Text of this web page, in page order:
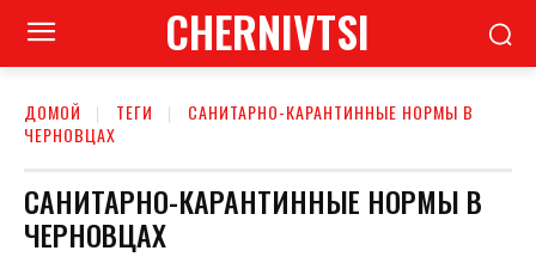
CHERNIVTSI
ДОМОЙ ТЕГИ
САНИТАРНО-КАРАНТИННЫЕ НОРМЫ В
ЧЕРНОВЦАХ
САНИТАРНО-КАРАНТИННЫЕ НОРМЫ В
ЧЕРНОВЦАХ